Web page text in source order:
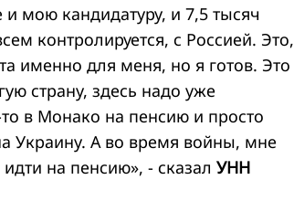
мою кандидатуру, и 7,5 тысяч
контролируется, с Россией. Это,
именно для меня, но я готов. Это
страну, здесь надо уже
в Монако на пенсию и просто
Украину. А во время войны, мне
на пенсию», - сказал УНН